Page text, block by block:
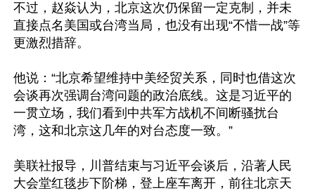
不过，赵焱认为，北京这次仍保留一定克制，并未
直接点名美国或台湾当局，也没有出现“不惜一战”等
更激烈措辞。
他说：“北京希望维持中美经贸关系，同时也借这次
会谈再次强调台湾问题的政治底线。这是习近平的
一贯立场，我们看到中共军方战机不间断骚扰台
湾，这和北京这几年的对台态度一致。”
美联社报导，川普结束与习近平会谈后，沿著人民
大会堂红毯步下阶梯，登上座车离开，前往北京天